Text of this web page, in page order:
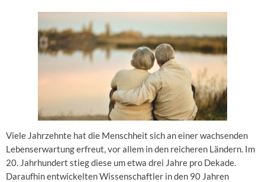
Viele Jahrzehnte hat die Menschheit sich an einer wachsenden
Lebenserwartung erfreut, vor allem in den reicheren Ländern. Im
20. Jahrhundert stieg diese um etwa drei Jahre pro Dekade.
Daraufhin entwickelten Wissenschaftler in den 90 Jahren